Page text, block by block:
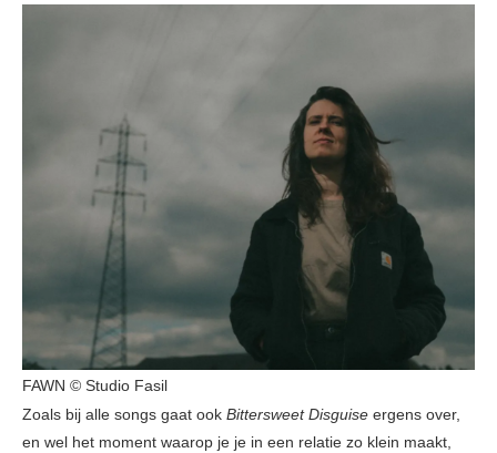
FAWN © Studio Fasil
Zoals bij alle songs gaat ook Bittersweet Disguise ergens over,
en wel het moment waarop je je in een relatie zo klein maakt,